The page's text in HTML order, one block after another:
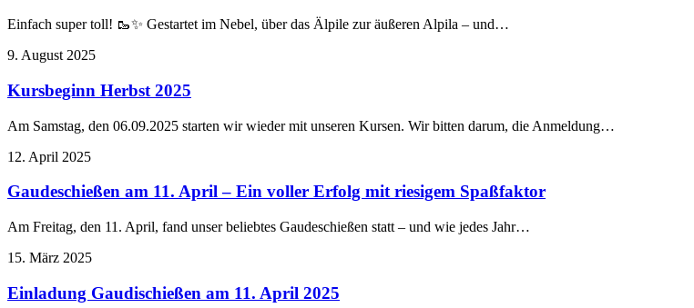
Einfach super toll! 🥾✨ Gestartet im Nebel, über das Älpile zur äußeren Alpila – und…
9. August 2025
Kursbeginn Herbst 2025
Am Samstag, den 06.09.2025 starten wir wieder mit unseren Kursen. Wir bitten darum, die Anmeldung…
12. April 2025
Gaudeschießen am 11. April – Ein voller Erfolg mit riesigem Spaßfaktor
Am Freitag, den 11. April, fand unser beliebtes Gaudeschießen statt – und wie jedes Jahr…
15. März 2025
Einladung Gaudischießen am 11. April 2025